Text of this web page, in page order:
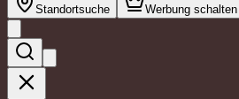
Standortsuche Werbung schalten